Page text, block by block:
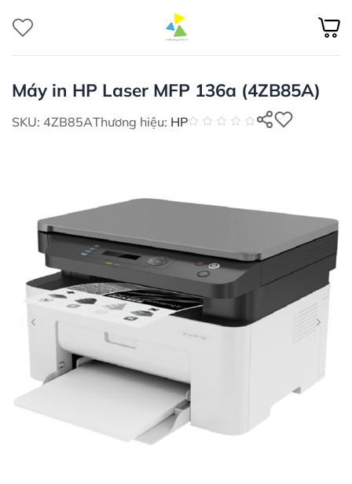
qua
Máy in HP Laser MFP 136a (4ZB85A)
SKU: 4ZB85AThương hiệu: HP